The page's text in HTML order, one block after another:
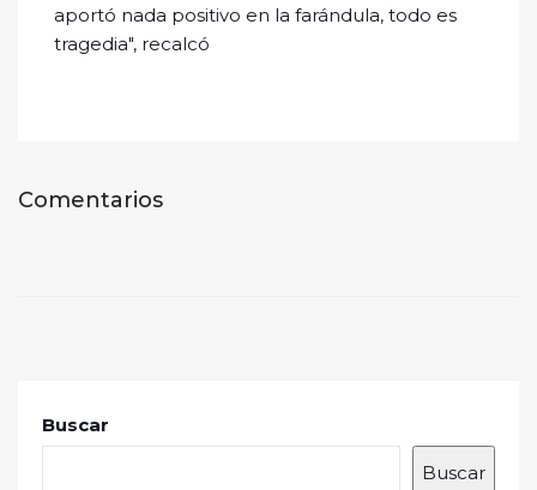
aportó nada positivo en la farándula, todo es
tragedia", recalcó
Comentarios
Buscar
Buscar